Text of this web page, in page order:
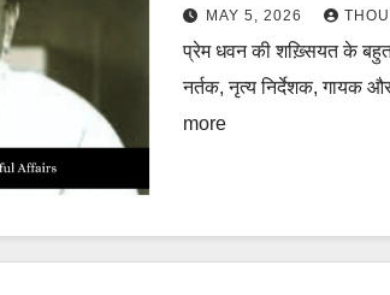
MAY 5, 2026
प्रेम धवन की शख़्सियत के
नर्तक, नृत्य निर्देशक, गायक
more